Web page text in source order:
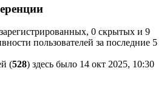
0 скрытых и 9
пользователей за последние 5
(528) здесь было 14 окт 2025, 10:30